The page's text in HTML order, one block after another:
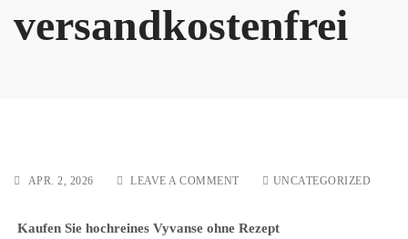
versandkostenfrei
APR. 2, 2026 LEAVE A COMMENTON
MG/50
UNCATEGORIZED
Kaufen Sie hochreines Vyvanse ohne Rezept